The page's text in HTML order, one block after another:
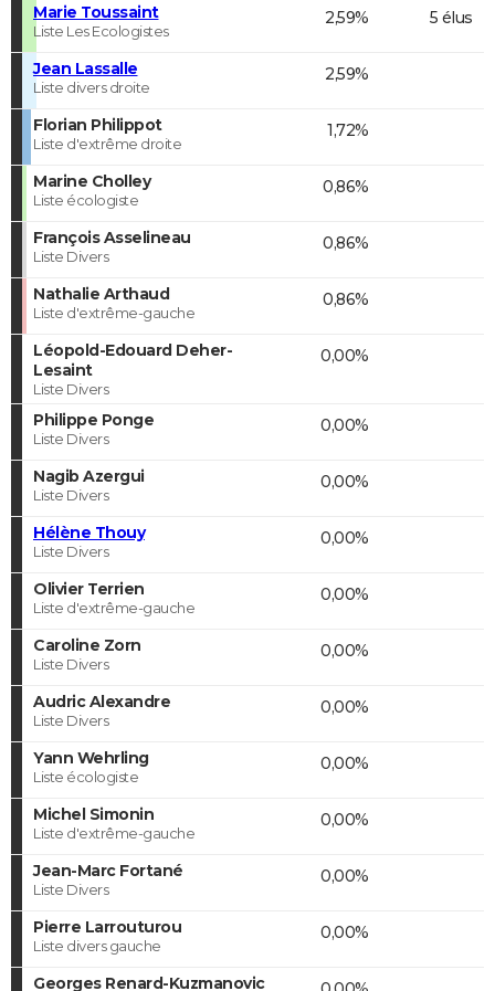
Marie Toussaint
Liste Les Ecologistes
2,59% 5 élus
Jean Lassalle
Liste divers droite
2,59%
Florian Philippot
Liste d'extrême droite
1,72%
Marine Cholley
Liste écologiste
0,86%
François Asselineau
Liste Divers
0,86%
Nathalie Arthaud
Liste d'extrême-gauche
0,86%
Léopold-Edouard Deher-
Lesaint
Liste Divers
0,00%
Philippe Ponge
Liste Divers
0,00%
Nagib Azergui
Liste Divers
0,00%
Hélène Thouy
Liste Divers
0,00%
Olivier Terrien
Liste d'extrême-gauche
0,00%
Caroline Zorn
Liste Divers
0,00%
Audric Alexandre
Liste Divers
0,00%
Yann Wehrling
Liste écologiste
0,00%
Michel Simonin
Liste d'extrême-gauche
0,00%
Jean-Marc Fortané
Liste Divers
0,00%
Pierre Larrouturou
Liste divers gauche
0,00%
Georges Renard-Kuzmanovic